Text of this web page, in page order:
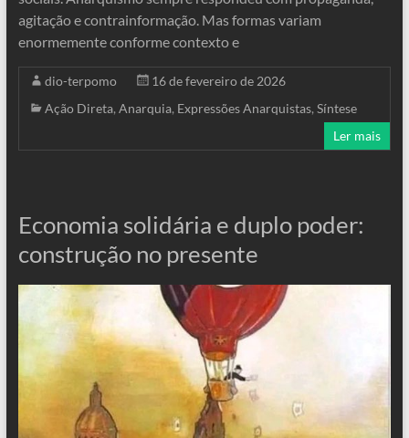
agitação e contrainformação. Mas formas variam
enormemente conforme contexto e
dio-terpomo
16 de fevereiro de 2026
Ação Direta, Anarquia, Expressões Anarquistas, Síntese
Ler mais
Economia solidária e duplo poder:
construção no presente